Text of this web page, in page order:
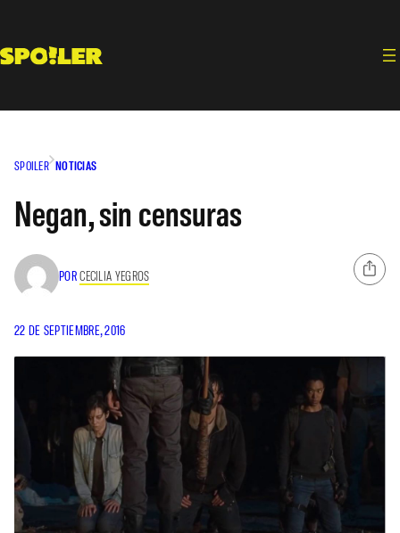
contenido
SPOILER NOTICIAS
Negan, sin censuras
PORCECILIA YEGROS
22 DE SEPTIEMBRE, 2016